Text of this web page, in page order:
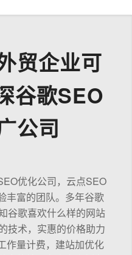
贸企业可
谷歌SEO
公司
优化公司，云点SEO
丰富的团队。多年谷歌
谷歌喜欢什么样的网站
技术，实惠的价格助力
作量计费，建站加优化